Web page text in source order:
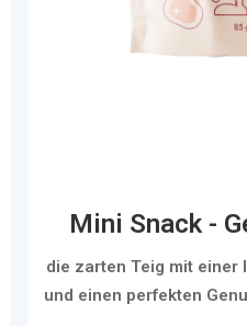
Mini Snack -
die zarten Teig mit einer
und einen perfekten